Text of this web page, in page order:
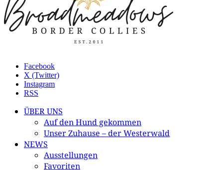
Facebook
X (Twitter)
Instagram
RSS
ÜBER UNS
Auf den Hund gekommen
Unser Zuhause – der Westerwald
NEWS
Ausstellungen
Favoriten